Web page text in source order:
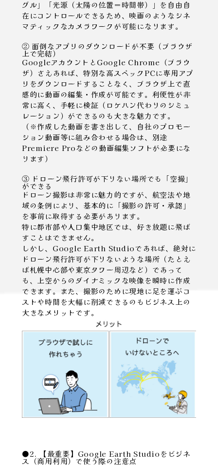
グル」「光源（太陽の位置＝時間帯）」を自由自
在にコントロールできるため、映画のようなシネ
マティックなカメラワークが可能になります。
② 面倒なアプリのダウンロードが不要（ブラウザ
上で完結）
GoogleアカウントとGoogle Chrome（ブラウ
ザ）さえあれば、特別な高スペックPCに専用アプ
リをダウンロードすることなく、ブラウザ上で直
感的に動画の編集・作成が可能です。利便性が非
常に高く、手軽に検証（ロケハン代わりのシミュ
レーション）ができるのも大きな魅力です。
（※作成した動画を書き出して、自社のプロモー
ション動画等に組み合わせる場合は、別途
Premiere Proなどの動画編集ソフトが必要にな
ります）
③ ドローン飛行許可が下りない場所でも「空撮」
ができる
ドローン撮影は非常に魅力的ですが、航空法や地
域の条例により、基本的に「撮影の許可・承認」
を事前に取得する必要があります。
特に都市部や人口集中地区では、好き放題に飛ば
すことはできません。
しかし、Google Earth Studioであれば、絶対に
ドローン飛行許可が下りないような場所（たとえ
ば札幌中心部や東京タワー周辺など）であって
も、上空からのダイナミックな映像を瞬時に作成
できます。また、撮影のために現地に足を運ぶコ
ストや時間を大幅に削減できるのもビジネス上の
大きなメリットです。
●2. 【最重要】Google Earth Studioをビジネ
ス（商用利用）で使う際の注意点